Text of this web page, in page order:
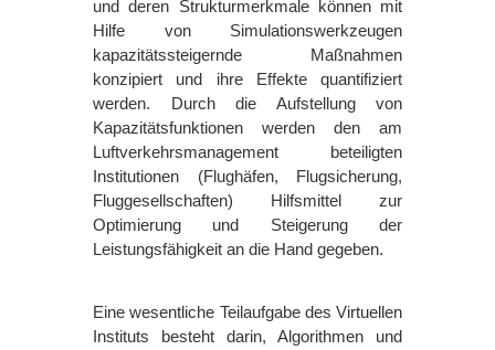
und deren Strukturmerkmale können mit
Hilfe von Simulationswerkzeugen
kapazitätssteigernde Maßnahmen
konzipiert und ihre Effekte quantifiziert
werden. Durch die Aufstellung von
Kapazitätsfunktionen werden den am
Luftverkehrsmanagement beteiligten
Institutionen (Flughäfen, Flugsicherung,
Fluggesellschaften) Hilfsmittel zur
Optimierung und Steigerung der
Leistungsfähigkeit an die Hand gegeben.
Eine wesentliche Teilaufgabe des Virtuellen
Instituts besteht darin, Algorithmen und